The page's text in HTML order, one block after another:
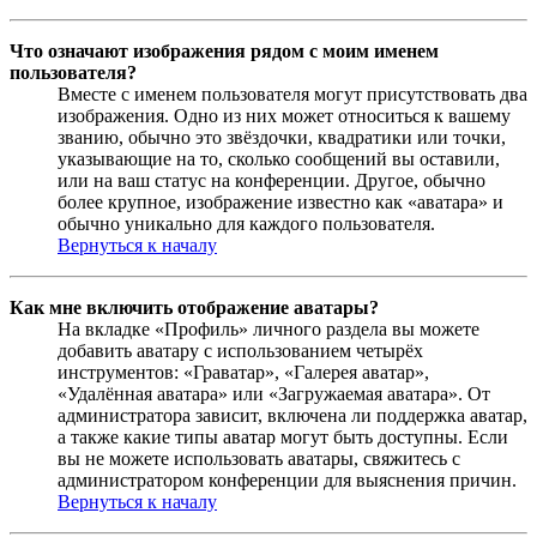
Что означают изображения рядом с моим именем
пользователя?
Вместе с именем пользователя могут присутствовать два
изображения. Одно из них может относиться к вашему
званию, обычно это звёздочки, квадратики или точки,
указывающие на то, сколько сообщений вы оставили,
или на ваш статус на конференции. Другое, обычно
более крупное, изображение известно как «аватара» и
обычно уникально для каждого пользователя.
Вернуться к началу
Как мне включить отображение аватары?
На вкладке «Профиль» личного раздела вы можете
добавить аватару с использованием четырёх
инструментов: «Граватар», «Галерея аватар»,
«Удалённая аватара» или «Загружаемая аватара». От
администратора зависит, включена ли поддержка аватар,
а также какие типы аватар могут быть доступны. Если
вы не можете использовать аватары, свяжитесь с
администратором конференции для выяснения причин.
Вернуться к началу